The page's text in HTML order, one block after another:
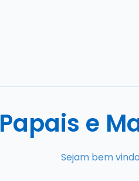
Papais e
Sejam bem